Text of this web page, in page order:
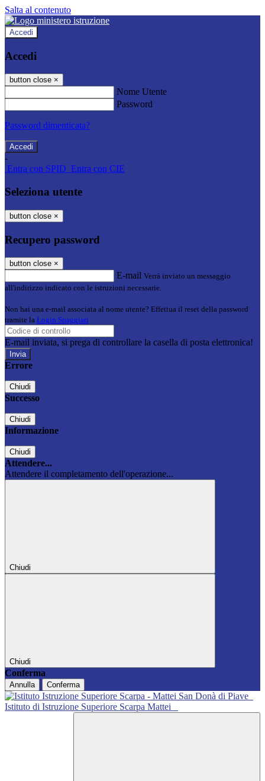
Salta al contenuto
Accedi
Accedi
button close ×
Nome Utente
Password
Password dimenticata?
-
Entra con SPID Entra con CIE
Seleziona utente
button close ×
Recupero password
button close ×
E-mail Verrà inviato un messaggio
all'indirizzo indicato con le istruzioni necessarie.
Non hai una e-mail associata al nome utente? Effettua il reset della password
tramite la Login Spaggiari
E-mail inviata, si prega di controllare la casella di posta elettronica!
Errore
Chiudi
Successo
Chiudi
Informazione
Chiudi
Attendere...
Attendere il completamento dell'operazione...
Chiudi
Chiudi
Conferma
Annulla Conferma
Istituto di Istruzione Superiore Scarpa Mattei